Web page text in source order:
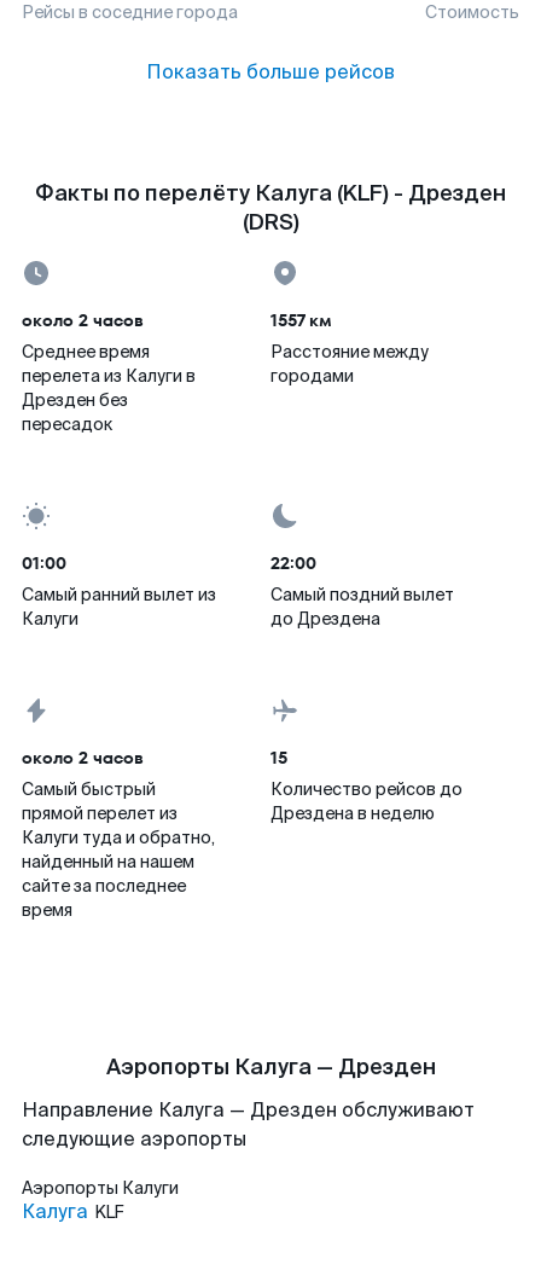
Рейсы в соседние города Стоимость
Показать больше рейсов
Факты по перелёту Калуга (KLF) - Дрезден
(DRS)
около 2 часов
Среднее время
перелета из Калуги в
Дрезден без
пересадок
1557 км
Расстояние между
городами
01:00
Самый ранний вылет из
Калуги
22:00
Самый поздний вылет
до Дрездена
около 2 часов
Самый быстрый
прямой перелет из
Калуги туда и обратно,
найденный на нашем
сайте за последнее
время
15
Количество рейсов до
Дрездена в неделю
Аэропорты Калуга — Дрезден
Направление Калуга — Дрезден обслуживают
следующие аэропорты
Аэропорты Калуги
Калуга KLF